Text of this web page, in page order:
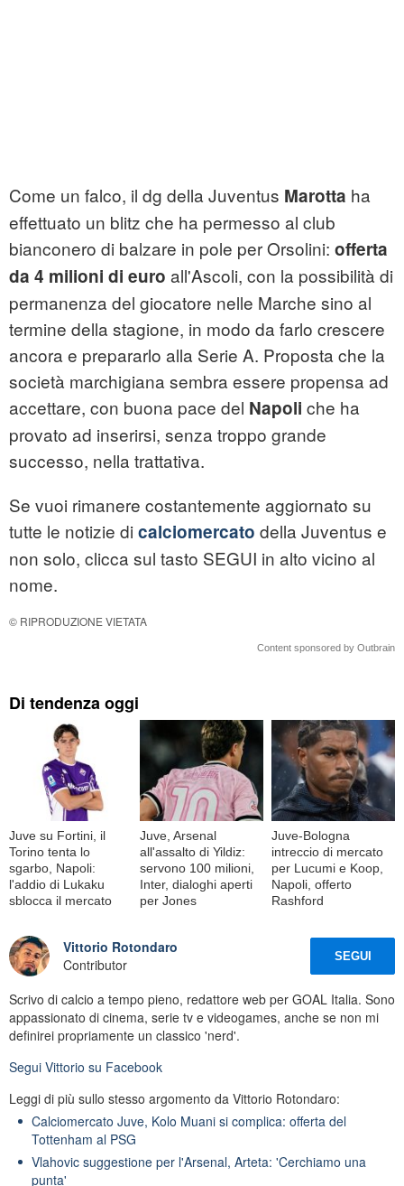
Come un falco, il dg della Juventus Marotta ha
effettuato un blitz che ha permesso al club
bianconero di balzare in pole per Orsolini: offerta
da 4 milioni di euro all'Ascoli, con la possibilità di
permanenza del giocatore nelle Marche sino al
termine della stagione, in modo da farlo crescere
ancora e prepararlo alla Serie A. Proposta che la
società marchigiana sembra essere propensa ad
accettare, con buona pace del Napoli che ha
provato ad inserirsi, senza troppo grande
successo, nella trattativa.
Se vuoi rimanere costantemente aggiornato su
tutte le notizie di calciomercato della Juventus e
non solo, clicca sul tasto SEGUI in alto vicino al
nome.
© RIPRODUZIONE VIETATA
Content sponsored by Outbrain
Di tendenza oggi
Juve su Fortini, il
Torino tenta lo
sgarbo, Napoli:
l'addio di Lukaku
sblocca il mercato
Juve, Arsenal
all'assalto di Yildiz:
servono 100 milioni,
Inter, dialoghi aperti
per Jones
Juve-Bologna
intreccio di mercato
per Lucumi e Koop,
Napoli, offerto
Rashford
Vittorio Rotondaro
Contributor
SEGUI
Scrivo di calcio a tempo pieno, redattore web per GOAL Italia. Sono
appassionato di cinema, serie tv e videogames, anche se non mi
definirei propriamente un classico 'nerd'.
Segui Vittorio su Facebook
Leggi di più sullo stesso argomento da Vittorio Rotondaro:
Calciomercato Juve, Kolo Muani si complica: offerta del
Tottenham al PSG
Vlahovic suggestione per l'Arsenal, Arteta: 'Cerchiamo una
punta'